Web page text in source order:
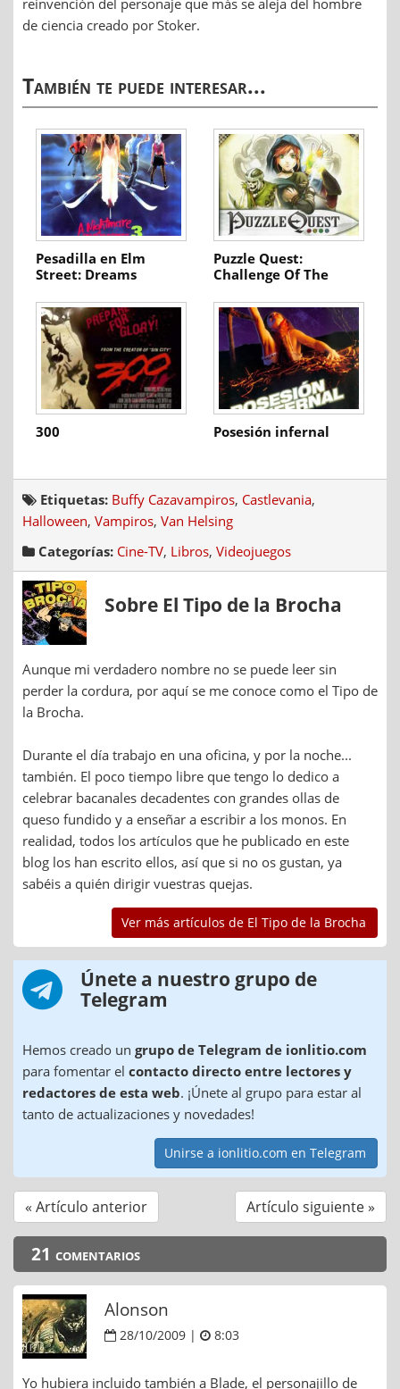
reinvención del personaje que más se aleja del hombre
de ciencia creado por Stoker.
También te puede interesar...
Pesadilla en Elm
Street: Dreams
Puzzle Quest:
Challenge Of The
300 Posesión infernal
Etiquetas: Buffy Cazavampiros, Castlevania,
Halloween, Vampiros, Van Helsing
Categorías: Cine-TV, Libros, Videojuegos
Sobre El Tipo de la Brocha
Aunque mi verdadero nombre no se puede leer sin
perder la cordura, por aquí se me conoce como el Tipo de
la Brocha.
Durante el día trabajo en una oficina, y por la noche...
también. El poco tiempo libre que tengo lo dedico a
celebrar bacanales decadentes con grandes ollas de
queso fundido y a enseñar a escribir a los monos. En
realidad, todos los artículos que he publicado en este
blog los han escrito ellos, así que si no os gustan, ya
sabéis a quién dirigir vuestras quejas.
Ver más artículos de El Tipo de la Brocha
Únete a nuestro grupo de
Telegram
Hemos creado un grupo de Telegram de ionlitio.com
para fomentar el contacto directo entre lectores y
redactores de esta web. ¡Únete al grupo para estar al
tanto de actualizaciones y novedades!
Unirse a ionlitio.com en Telegram
« Artículo anterior Artículo siguiente »
21 comentarios
Alonson
28/10/2009 | 8:03
Yo hubiera incluido también a Blade, el personajillo de